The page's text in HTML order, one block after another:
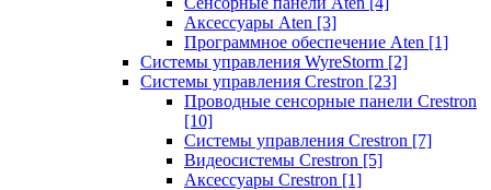
Аксессуары Aten [3]
Программное обеспечение Aten [1]
Системы управления WyreStorm [2]
Системы управления Crestron [23]
Проводные сенсорные панели Crestron
[10]
Системы управления Crestron [7]
Видеосистемы Crestron [5]
Аксессуары Crestron [1]